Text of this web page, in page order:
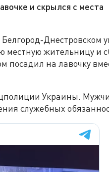
и скрылся с места
Днестровском
местную жительницу и
посадил на лавочку
Украины.
служебных